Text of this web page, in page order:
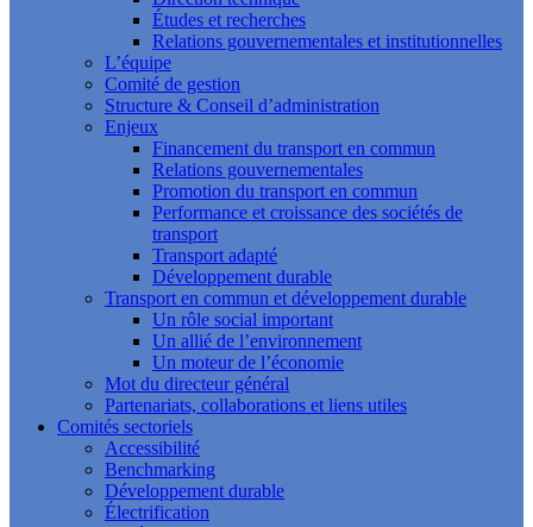
Études et recherches
Relations gouvernementales et institutionnelles
L’équipe
Comité de gestion
Structure & Conseil d’administration
Enjeux
Financement du transport en commun
Relations gouvernementales
Promotion du transport en commun
Performance et croissance des sociétés de
transport
Transport adapté
Développement durable
Transport en commun et développement durable
Un rôle social important
Un allié de l’environnement
Un moteur de l’économie
Mot du directeur général
Partenariats, collaborations et liens utiles
Comités sectoriels
Accessibilité
Benchmarking
Développement durable
Électrification